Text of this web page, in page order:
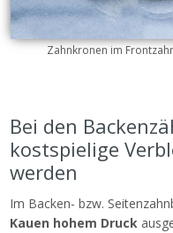
Zahnkronen im
Bei den
kostspielige
werden
Im Backen- bzw.
Kauen hohem Druck